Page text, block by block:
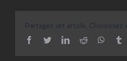
Partagez cet article,
facebook
twitterlinkedinreddit